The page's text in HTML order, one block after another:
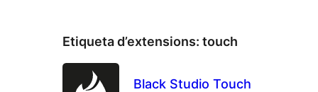
Etiqueta d’extensions: touch
Black Studio Touch